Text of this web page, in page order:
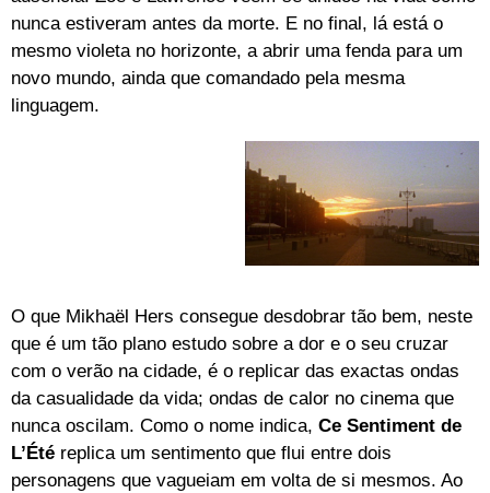
nunca estiveram antes da morte. E no final, lá está o
mesmo violeta no horizonte, a abrir uma fenda para um
novo mundo, ainda que comandado pela mesma
linguagem.
O que Mikhaël Hers consegue desdobrar tão bem, neste
que é um tão plano estudo sobre a dor e o seu cruzar
com o verão na cidade, é o replicar das exactas ondas
da casualidade da vida; ondas de calor no cinema que
nunca oscilam. Como o nome indica, Ce Sentiment de
L’Été replica um sentimento que flui entre dois
personagens que vagueiam em volta de si mesmos. Ao